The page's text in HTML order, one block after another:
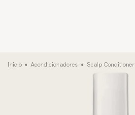
Inicio • Acondicionadores • Scalp Conditioner